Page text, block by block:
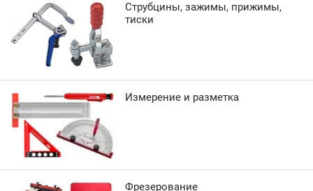
Струбцины, зажимы, прижимы,
тиски
Измерение и разметка
Фрезерование